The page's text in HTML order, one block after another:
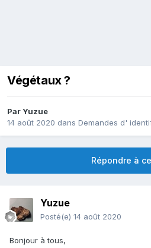
Végétaux ?
ParYuzue
14 août 2020 dans Demandes d'
Répondre à
Yuzue
Posté(e) 14 août 2020
Bonjour à tous,